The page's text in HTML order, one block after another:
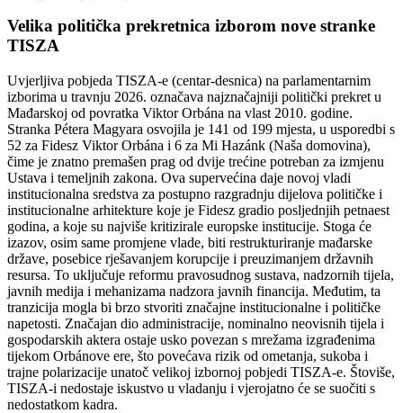
Velika politička prekretnica izborom nove stranke
TISZA
Uvjerljiva pobjeda TISZA-e (centar-desnica) na parlamentarnim
izborima u travnju 2026. označava najznačajniji politički prekret u
Mađarskoj od povratka Viktor Orbána na vlast 2010. godine.
Stranka Pétera Magyara osvojila je 141 od 199 mjesta, u usporedbi s
52 za Fidesz Viktor Orbána i 6 za Mi Hazánk (Naša domovina),
čime je znatno premašen prag od dvije trećine potreban za izmjenu
Ustava i temeljnih zakona. Ova supervećina daje novoj vladi
institucionalna sredstva za postupno razgradnju dijelova političke i
institucionalne arhitekture koje je Fidesz gradio posljednjih petnaest
godina, a koje su najviše kritizirale europske institucije. Stoga će
izazov, osim same promjene vlade, biti restrukturiranje mađarske
države, posebice rješavanjem korupcije i preuzimanjem državnih
resursa. To uključuje reformu pravosudnog sustava, nadzornih tijela,
javnih medija i mehanizama nadzora javnih financija. Međutim, ta
tranzicija mogla bi brzo stvoriti značajne institucionalne i političke
napetosti. Značajan dio administracije, nominalno neovisnih tijela i
gospodarskih aktera ostaje usko povezan s mrežama izgrađenima
tijekom Orbánove ere, što povećava rizik od ometanja, sukoba i
trajne polarizacije unatoč velikoj izbornoj pobjedi TISZA-e. Štoviše,
TISZA-i nedostaje iskustvo u vladanju i vjerojatno će se suočiti s
nedostatkom kadra.